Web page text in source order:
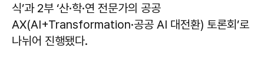
식’과 2부 ‘산·학·연 전문가의 공공
AX(AI+Transformation·공공 AI 대전환) 토론회’로
나뉘어 진행됐다.